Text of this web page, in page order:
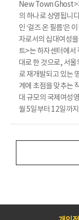
New Town Ghost>
의 하나로 상영됩니
인 ‘걸즈 온 필름’은
자로서의 십대여성
트>는 하자센터에서
대로 한 것으로, 서
로 재개발되고 있는
계에 초점을 맞추는
대 규모의 국제여성
월 5일부터 12일까